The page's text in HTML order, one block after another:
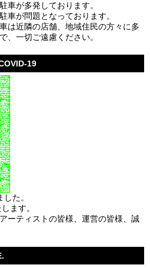
車が多発しております。
車が問題となっております。
は近隣の店舗、地域住民の方々に多
、一切ご遠慮ください。
19
た。
ます。
ーティストの皆様、運営の皆様、誠